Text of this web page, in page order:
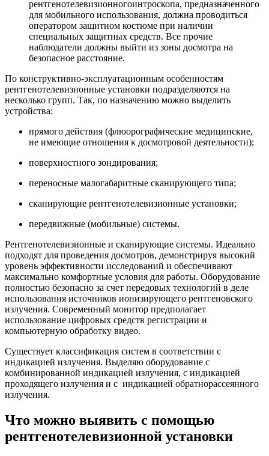
рентгенотелевизионногоинтроскопа, предназначенного
для мобильного использования, должна проводиться
оператором защитном костюме при наличии
специальных защитных средств. Все прочие
наблюдатели должны выйти из зоны досмотра на
безопасное расстояние.
По конструктивно-эксплуатационным особенностям
рентгенотелевизионные установки подразделяются на
несколько групп. Так, по назначению можно выделить
устройства:
прямого действия (флюорографические медицинские,
не имеющие отношения к досмотровой деятельности);
поверхностного зондирования;
переносные малогабаритные сканирующего типа;
сканирующие рентгенотелевизионные установки;
передвижные (мобильные) системы.
Рентгенотелевизионные и сканирующие системы. Идеально
подходят для проведения досмотров, демонстрируя высокий
уровень эффективности исследований и обеспечивают
максимально комфортные условия для работы. Оборудование
полностью безопасно за счет передовых технологий в деле
использования источников ионизирующего рентгеновского
излучения. Современный монитор предполагает
использование цифровых средств регистрации и
компьютерную обработку видео.
Существует классификация систем в соответствии с
индикацией излучения. Выделяю оборудование с
комбинированной индикацией излучения, с индикацией
проходящего излучения и с индикацией обратнорассеянного
излучения.
Что можно выявить с помощью
рентгенотелевизионной установки